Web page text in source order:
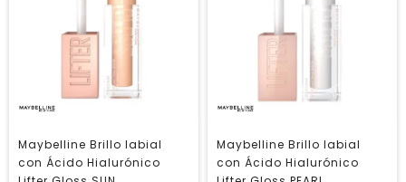
Maybelline Brillo labial
con Ácido Hialurónico
Maybelline Brillo labial
con Ácido Hialurónico